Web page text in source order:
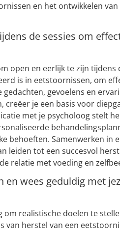
en het ontwikkelen
de sessies om
open en eerlijk te zijn tijdens
is in eetstoornissen, om
gevoelens en
je een basis voor
met je psycholoog stelt
behoeften. Samenwerken in
leiden tot een succesvol
relatie met voeding en
en wees geduldig met
om realistische doelen te
van herstel van een